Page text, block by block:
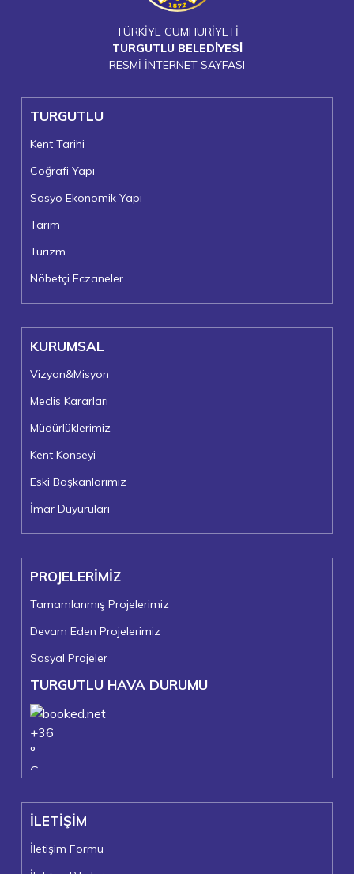
TÜRKİYE CUMHURİYETİ
TURGUTLU BELEDİYESİ
RESMİ İNTERNET SAYFASI
TURGUTLU
Kent Tarihi
Coğrafi Yapı
Sosyo Ekonomik Yapı
Tarım
Turizm
Nöbetçi Eczaneler
KURUMSAL
Vizyon&Misyon
Meclis Kararları
Müdürlüklerimiz
Kent Konseyi
Eski Başkanlarımız
İmar Duyuruları
PROJELERİMİZ
Tamamlanmış Projelerimiz
Devam Eden Projelerimiz
Sosyal Projeler
TURGUTLU HAVA DURUMU
+36
°
C
+22°
Turgutlu
Pazar, 09
İLETİŞİM
İletişim Formu